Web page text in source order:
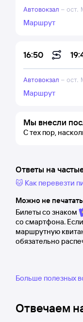
Автовокзал – ост.
Маршрут
16:50
Автовокзал – ост.
Маршрут
Мы внесли
С тех пор,
Ответы на
🐱 Как перевезти
Можно не
Билеты со знаком
со смартфона.
маршрутную
обязательно
Больше полезных
Отвечаем